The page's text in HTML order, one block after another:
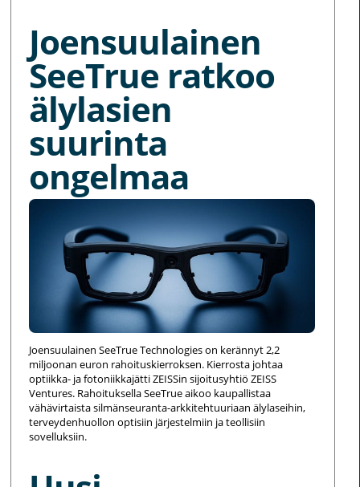
Joensuulainen
SeeTrue ratkoo
älylasien
suurinta
ongelmaa
Joensuulainen SeeTrue Technologies on kerännyt 2,2
miljoonan euron rahoituskierroksen. Kierrosta johtaa
optiikka- ja fotoniikkajätti ZEISSin sijoitusyhtiö ZEISS
Ventures. Rahoituksella SeeTrue aikoo kaupallistaa
vähävirtaista silmänseuranta-arkkitehtuuriaan älylaseihin,
terveydenhuollon optisiin järjestelmiin ja teollisiin
sovelluksiin.